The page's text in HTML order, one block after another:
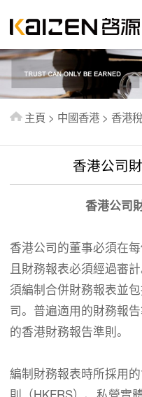
主頁 > 中國香港 > 香港
香港公司
香港公司
香港公司的董事必須在
且財務報表必須經過審
須編制合併財務報表並
司。普遍適用的財務報
的香港財務報告準則。
編制財務報表時所採用